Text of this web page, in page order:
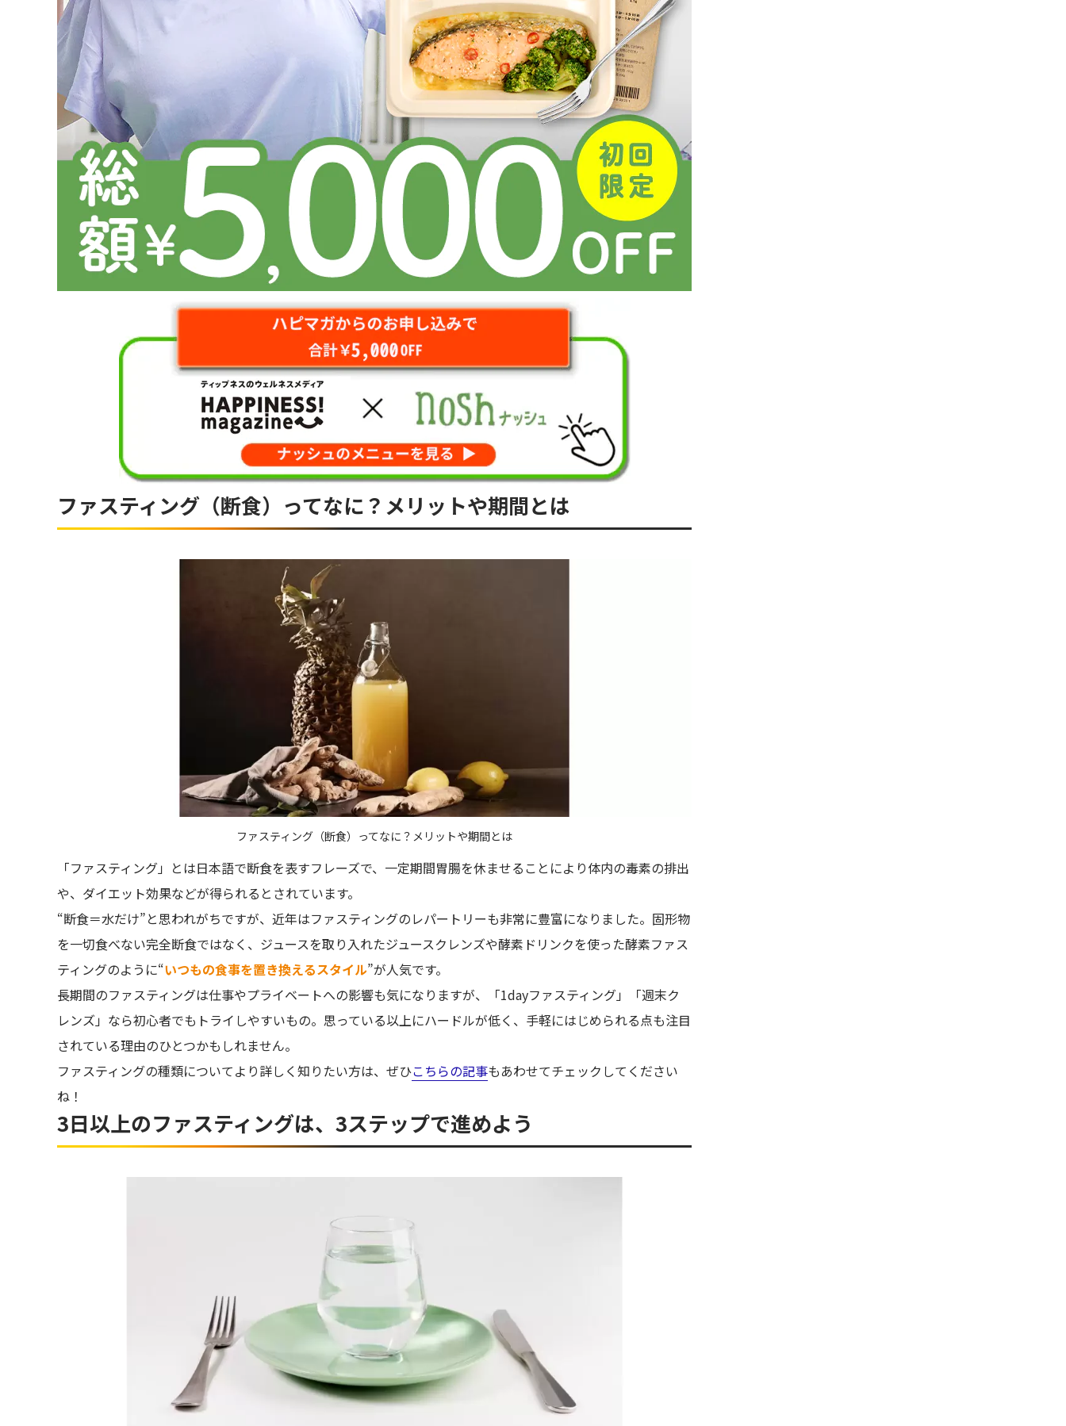
ファスティング（断食）ってなに？メリットや期間とは
ファスティング（断食）ってなに？メリットや期間とは
「ファスティング」とは日本語で断食を表すフレーズで、一定期間胃腸を休ませることにより体内の毒素の排出
や、ダイエット効果などが得られるとされています。
“断食＝水だけ”と思われがちですが、近年はファスティングのレパートリーも非常に豊富になりました。固形物
を一切食べない完全断食ではなく、ジュースを取り入れたジュースクレンズや酵素ドリンクを使った酵素ファス
ティングのように“いつもの食事を置き換えるスタイル”が人気です。
長期間のファスティングは仕事やプライベートへの影響も気になりますが、「1dayファスティング」「週末ク
レンズ」なら初心者でもトライしやすいもの。思っている以上にハードルが低く、手軽にはじめられる点も注目
されている理由のひとつかもしれません。
ファスティングの種類についてより詳しく知りたい方は、ぜひこちらの記事もあわせてチェックしてください
ね！
3日以上のファスティングは、3ステップで進めよう